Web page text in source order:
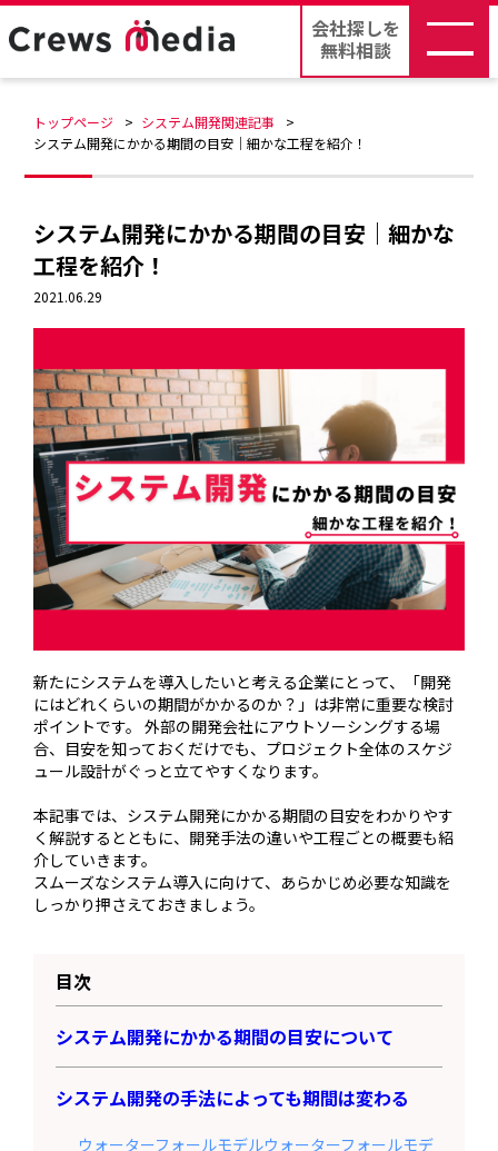
会社探しを
無料相談
トップページ
システム開発関連記事
システム開発にかかる期間の目安｜細かな工程を紹介！
システム開発にかかる期間の目安｜細かな
工程を紹介！
2021.06.29
新たにシステムを導入したいと考える企業にとって、「開発
にはどれくらいの期間がかかるのか？」は非常に重要な検討
ポイントです。 外部の開発会社にアウトソーシングする場
合、目安を知っておくだけでも、プロジェクト全体のスケジ
ュール設計がぐっと立てやすくなります。
本記事では、システム開発にかかる期間の目安をわかりやす
く解説するとともに、開発手法の違いや工程ごとの概要も紹
介していきます。
スムーズなシステム導入に向けて、あらかじめ必要な知識を
しっかり押さえておきましょう。
目次
システム開発にかかる期間の目安について
システム開発の手法によっても期間は変わる
ウォーターフォールモデルウォーターフォールモデ